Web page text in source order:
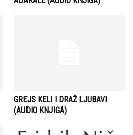
GREJS KELI I DRAŽ LJUBAVI
(AUDIO KNJIGA)